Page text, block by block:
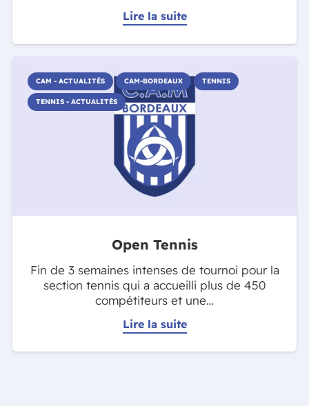
Lire la suite
CAM - ACTUALITÉS CAM-BORDEAUX TENNIS
TENNIS - ACTUALITÉS
Open Tennis
Fin de 3 semaines intenses de tournoi pour la
section tennis qui a accueilli plus de 450
compétiteurs et une…
Lire la suite